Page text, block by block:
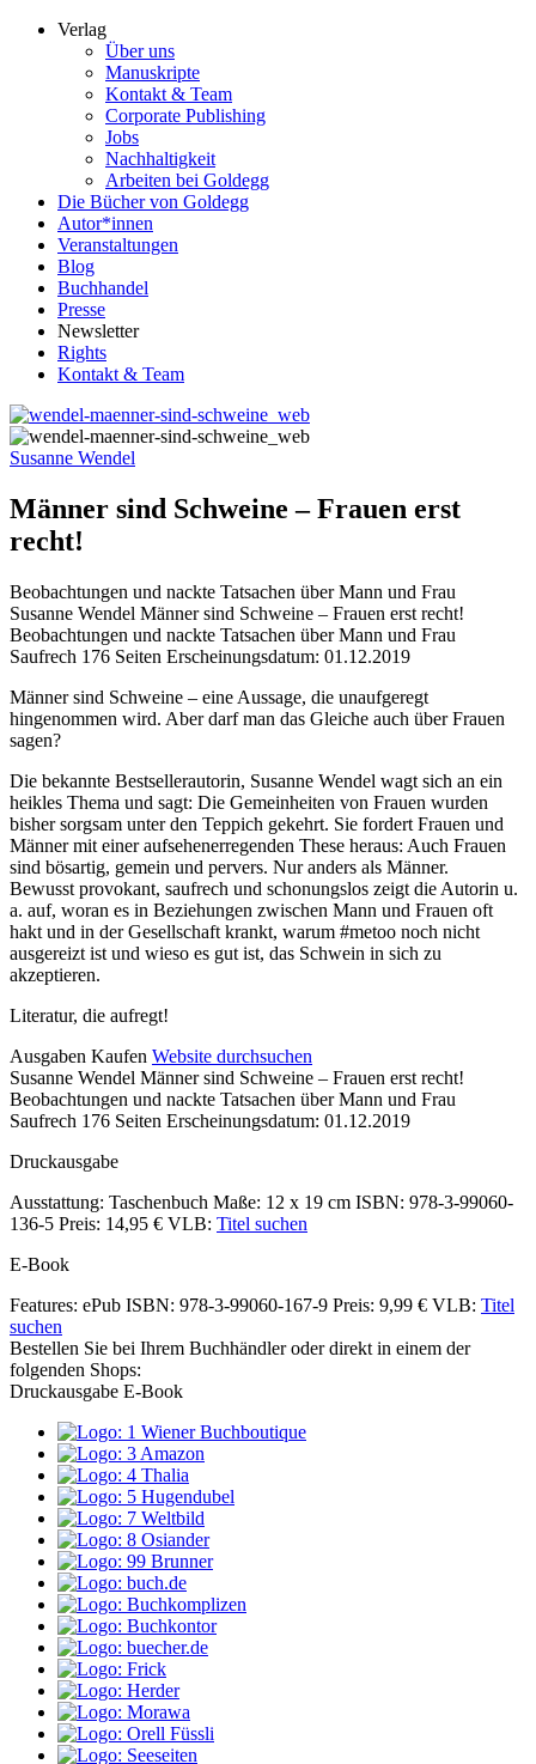
Verlag
Über uns
Manuskripte
Kontakt & Team
Corporate Publishing
Jobs
Nachhaltigkeit
Arbeiten bei Goldegg
Die Bücher von Goldegg
Autor*innen
Veranstaltungen
Blog
Buchhandel
Presse
Newsletter
Rights
Kontakt & Team
Susanne Wendel
Männer sind Schweine – Frauen erst
recht!
Beobachtungen und nackte Tatsachen über Mann und Frau
Beschreibung
Susanne Wendel Männer sind Schweine – Frauen erst recht!
Beobachtungen und nackte Tatsachen über Mann und Frau
Saufrech 176 Seiten Erscheinungsdatum: 01.12.2019
Beschreibung
Männer sind Schweine – eine Aussage, die unaufgeregt
hingenommen wird. Aber darf man das Gleiche auch über Frauen
sagen?
Die bekannte Bestsellerautorin, Susanne Wendel wagt sich an ein
heikles Thema und sagt: Die Gemeinheiten von Frauen wurden
bisher sorgsam unter den Teppich gekehrt. Sie fordert Frauen und
Männer mit einer aufsehenerregenden These heraus: Auch Frauen
sind bösartig, gemein und pervers. Nur anders als Männer.
Bewusst provokant, saufrech und schonungslos zeigt die Autorin u.
a. auf, woran es in Beziehungen zwischen Mann und Frauen oft
hakt und in der Gesellschaft krankt, warum #metoo noch nicht
ausgereizt ist und wieso es gut ist, das Schwein in sich zu
akzeptieren.
Literatur, die aufregt!
Details
und
Inhalte
Ausgaben Kaufen Website durchsuchen
Susanne Wendel Männer sind Schweine – Frauen erst recht!
Beobachtungen und nackte Tatsachen über Mann und Frau
Saufrech 176 Seiten Erscheinungsdatum: 01.12.2019
Druckausgabe
Ausstattung: Taschenbuch Maße: 12 x 19 cm ISBN: 978-3-99060-
136-5 Preis: 14,95 € VLB: Titel suchen
E-Book
Features: ePub ISBN: 978-3-99060-167-9 Preis: 9,99 € VLB: Titel
suchen
Bestellen Sie bei Ihrem Buchhändler oder direkt in einem der
folgenden Shops:
Druckausgabe E-Book